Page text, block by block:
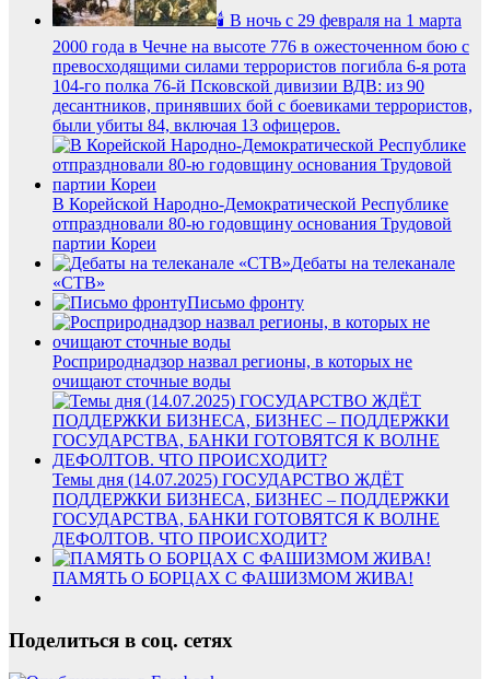
🕯 В ночь с 29 февраля на 1 марта
2000 года в Чечне на высоте 776 в ожесточенном бою с
превосходящими силами террористов погибла 6-я рота
104-го полка 76-й Псковской дивизии ВДВ: из 90
десантников, принявших бой с боевиками террористов,
были убиты 84, включая 13 офицеров.
В Корейской Народно-Демократической Республике
отпраздновали 80-ю годовщину основания Трудовой
партии Кореи
Дебаты на телеканале
«СТВ»
Письмо фронту
Росприроднадзор назвал регионы, в которых не
очищают сточные воды
Темы дня (14.07.2025) ГОСУДАРСТВО ЖДЁТ
ПОДДЕРЖКИ БИЗНЕСА, БИЗНЕС – ПОДДЕРЖКИ
ГОСУДАРСТВА, БАНКИ ГОТОВЯТСЯ К ВОЛНЕ
ДЕФОЛТОВ. ЧТО ПРОИСХОДИТ?
ПАМЯТЬ О БОРЦАХ С ФАШИЗМОМ ЖИВА!
Поделиться в соц. сетях